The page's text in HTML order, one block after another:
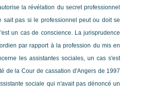
la révélation du secret professionnel
sait pas si le professionnel peut ou doit se
un cas de conscience. La jurisprudence
par rapport à la profession du mis en
les assistantes sociales, un cas s'est
de la Cour de cassation d'Angers de 1997
sociale qui n'avait pas dénoncé un